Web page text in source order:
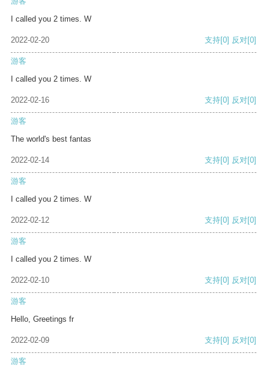
I called you 2 times. W
2022-02-20 支持[0] 反对[0]
游客
I called you 2 times. W
2022-02-16 支持[0] 反对[0]
游客
The world's best fantas
2022-02-14 支持[0] 反对[0]
游客
I called you 2 times. W
2022-02-12 支持[0] 反对[0]
游客
I called you 2 times. W
2022-02-10 支持[0] 反对[0]
游客
Hello, Greetings fr
2022-02-09 支持[0] 反对[0]
游客